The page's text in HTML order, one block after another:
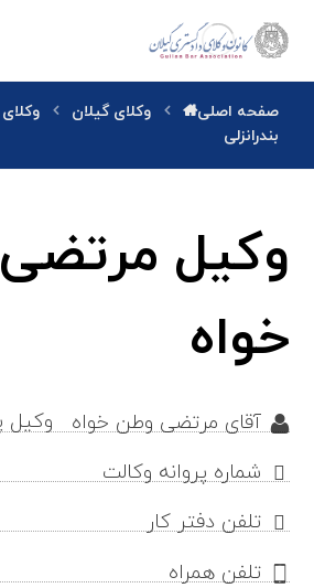
صفحه اصلی وکلای گیلان
بندرانزلی
وکیل
خواه
آقای مرتضی وطن خواه
وکیل
شماره پروانه وکالت
تلفن دفتر کار
تلفن همراه